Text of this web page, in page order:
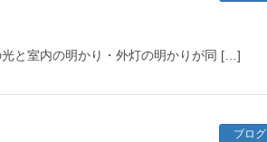
と室内の明かり・外灯の明かりが同 […]
ブログ